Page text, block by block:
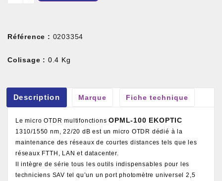
Référence : 0203354
Colisage : 0.4 Kg
Description Marque Fiche technique
Le micro OTDR multifonctionsOPML-100 EKOPTIC
1310/1550 nm, 22/20 dB est un micro OTDR dédié à la
maintenance des réseaux de courtes distances tels que les
réseaux FTTH, LAN et datacenter.
Il intègre de série tous les outils indispensables pour les
techniciens SAV tel qu’un un port photomètre universel 2,5